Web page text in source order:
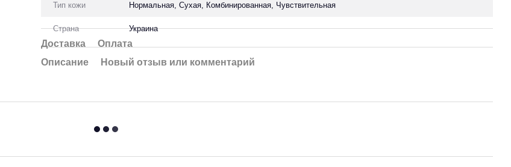
Тип кожи Нормальная, Сухая, Комбинированная, Чувствительная
Страна Украина
Доставка
Оплата
Описание
Новый отзыв или комментарий